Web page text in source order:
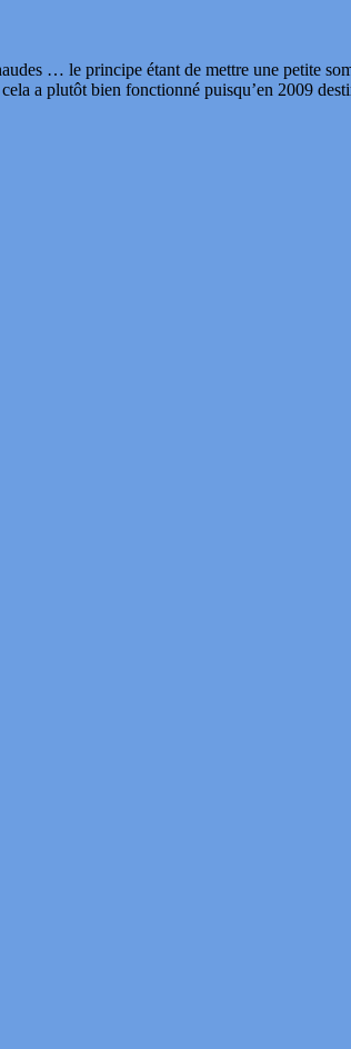
… le principe étant de mettre une petite
a plutôt bien fonctionné puisqu’en 2009